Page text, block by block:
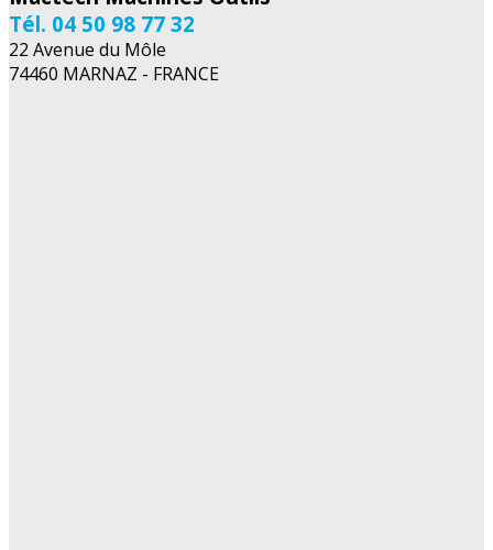
Tél. 04 50 98 77 32
22 Avenue du Môle
74460 MARNAZ - FRANCE